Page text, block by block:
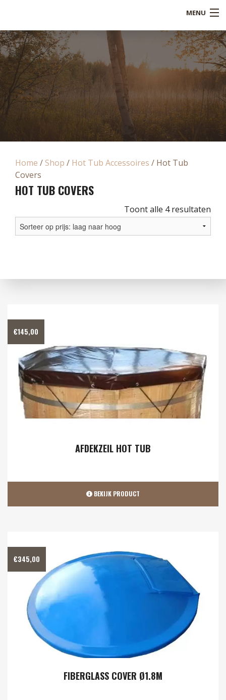
MENU
Shop
Over ons
Referenties
Contact
Home / Shop / Hot Tub Accessoires / Hot Tub
Covers
HOT TUB COVERS
Toont alle 4 resultaten
€145,00
AFDEKZEIL HOT TUB
BEKIJK PRODUCT
€345,00
FIBERGLASS COVER Ø1.8M